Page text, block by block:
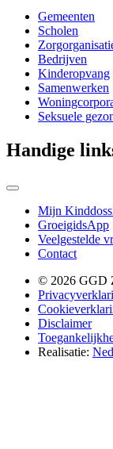
Gemeenten
Scholen
Bedrijven
Kinderopvang
Samenwerken
Seksuele
Handige
Mijn
GroeigidsApp
Veelgestelde
Contact
© 2026 GGD
Disclaimer
Realisatie: